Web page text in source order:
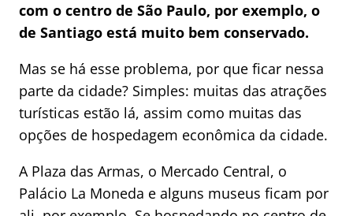
com o centro de São Paulo, por exemplo, o
de Santiago está muito bem conservado.
Mas se há esse problema, por que ficar nessa
parte da cidade? Simples: muitas das atrações
turísticas estão lá, assim como muitas das
opções de hospedagem econômica da cidade.
A Plaza das Armas, o Mercado Central, o
Palácio La Moneda e alguns museus ficam por